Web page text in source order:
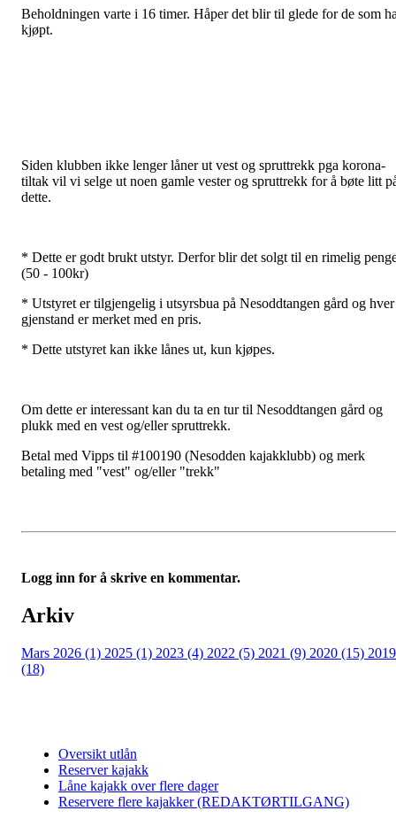
Beholdningen varte i 16 timer. Håper det blir til glede for de som
kjøpt.
Siden klubben ikke lenger låner ut vest og spruttrekk pga korona-
tiltak vil vi selge ut noen gamle vester og spruttrekk for å bøte litt
dette.
* Dette er godt brukt utstyr. Derfor blir det solgt til en rimelig
(50 - 100kr)
* Utstyret er tilgjengelig i utsyrsbua på Nesoddtangen gård og hver
gjenstand er merket med en pris.
* Dette utstyret kan ikke lånes ut, kun kjøpes.
Om dette er interessant kan du ta en tur til Nesoddtangen gård og
plukk med en vest og/eller spruttrekk.
Betal med Vipps til #100190 (Nesodden kajakklubb) og merk
betaling med "vest" og/eller "trekk"
Logg inn for å skrive en kommentar.
Arkiv
Mars 2026 (1) 2025 (1) 2023 (4) 2022 (5) 2021 (9) 2020 (15) 2019
(18)
Oversikt utlån
Reserver kajakk
Låne kajakk over flere dager
Reservere flere kajakker (REDAKTØRTILGANG)